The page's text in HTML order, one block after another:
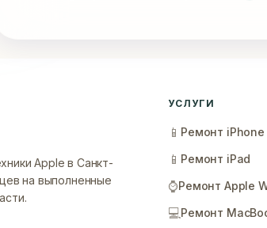
Apple в Санкт-
на выполненные
УСЛУГИ
📱 Ремонт iPhone
📱 Ремонт iPad
⌚Ремонт Apple
💻Ремонт